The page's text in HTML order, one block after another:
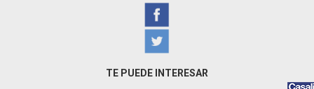
TE PUEDE INTERESAR